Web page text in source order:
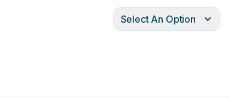
Select An Option